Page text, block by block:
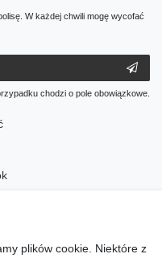
W każdej chwili mogę wycofać
chodzi o pole obowiązkowe.
plików cookie. Niektóre z